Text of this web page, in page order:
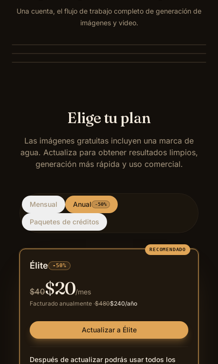
Una cuenta, el flujo de trabajo completo de generación de
imágenes y video.
Imagen a Video
Da vida a cualquier imagen estática con movimiento,
Texto a Imagen
Imagen a Imagen
Elige tu plan
Las imágenes gratuitas incluyen una marca de
agua. Actualiza para obtener resultados limpios,
generación más rápida y uso comercial.
Mensual Anual -50%
Paquetes de créditos
RECOMENDADO
Élite -50%
$40$20/mes
Facturado anualmente ·$480$240/año
Actualizar a Élite
Después de actualizar podrás usar todos los